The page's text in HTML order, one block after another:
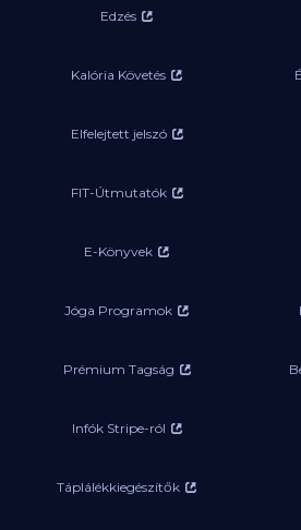
Edzés
Kalória Követés
Elfelejtett jelszó
FIT-Útmutatók
E-Könyvek
Jóga Programok
Prémium Tagság
Infók Stripe-ról
Táplálékkiegészítők